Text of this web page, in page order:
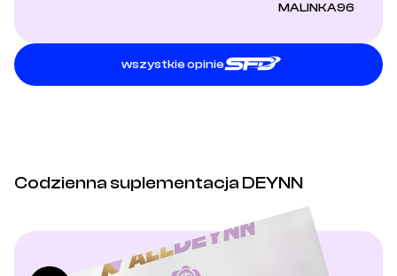
MALINKA96
wszystkie opinie
Codzienna suplementacja DEYNN